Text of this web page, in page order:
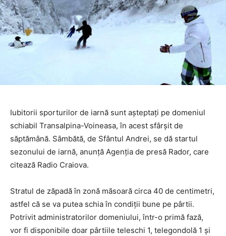
Iubitorii sporturilor de iarnă sunt așteptați pe domeniul
schiabil Transalpina-Voineasa, în acest sfârșit de
săptămână. Sâmbătă, de Sfântul Andrei, se dă startul
sezonului de iarnă, anunță Agenția de presă Rador, care
citează Radio Craiova.
Stratul de zăpadă în zonă măsoară circa 40 de centimetri,
astfel că se va putea schia în condiții bune pe pârtii.
Potrivit administratorilor domeniului, într-o primă fază,
vor fi disponibile doar pârtiile teleschi 1, telegondolă 1 și